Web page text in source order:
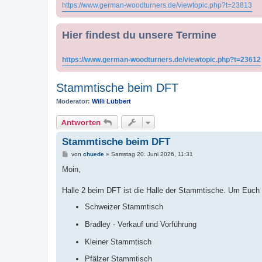
https://www.german-woodturners.de/viewtopic.php?t=23813
Hier findest du unsere Termine
https://www.german-woodturners.de/viewtopic.php?t=23612
Stammtische beim DFT
Moderator: Willi Lübbert
Antworten
Stammtische beim DFT
B
i
a
von chuede» Samstag 20. Juni 2026, 11:31
Moin,
Halle 2 beim DFT ist die Halle der Stammtische. Um
Schweizer Stammtisch
Bradley - Verkauf und Vorführung
Kleiner Stammtisch
Pfälzer Stammtisch